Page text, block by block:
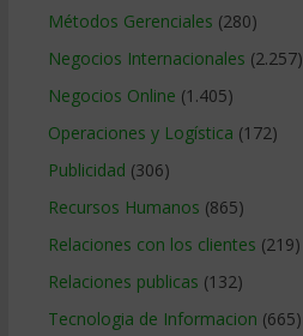
Métodos Gerenciales (280)
Negocios Internacionales (2.257)
Negocios Online (1.405)
Operaciones y Logística (172)
Publicidad (306)
Recursos Humanos (865)
Relaciones con los clientes (219)
Relaciones publicas (132)
Tecnologia de Informacion (665)